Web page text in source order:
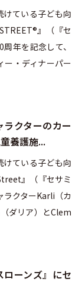
ている子ども向
』（『セ
年を記念して、
ー・ディナーパー
クターのカー
養護施...
ている子ども向
』（『セサミ
ラクターKarli（カ
ダリア）とClem
ローンズ』にセ